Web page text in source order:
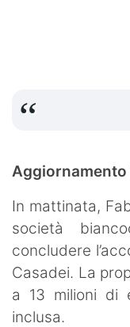
In mattinata,
società
concludere
Casadei. La
a 13 milioni di
inclusa.